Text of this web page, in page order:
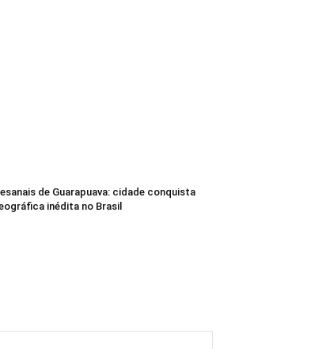
de Guarapuava: cidade conquista
inédita no Brasil